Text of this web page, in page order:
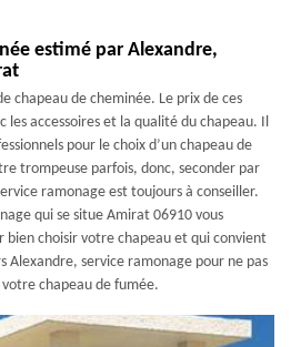
estimé par Alexandre,
chapeau de cheminée. Le prix de ces
les accessoires et la qualité du chapeau. Il
pour le choix d’un chapeau de
trompeuse parfois, donc, seconder par
ramonage est toujours à conseiller.
qui se situe Amirat 06910 vous
bien choisir votre chapeau et qui convient
Alexandre, service ramonage pour ne pas
chapeau de fumée.